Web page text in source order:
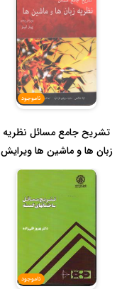
ناموجود
تشریح جامع مسائل نظریه
زبان ها و ماشین ها ویرایش
پنجم
ناموجود